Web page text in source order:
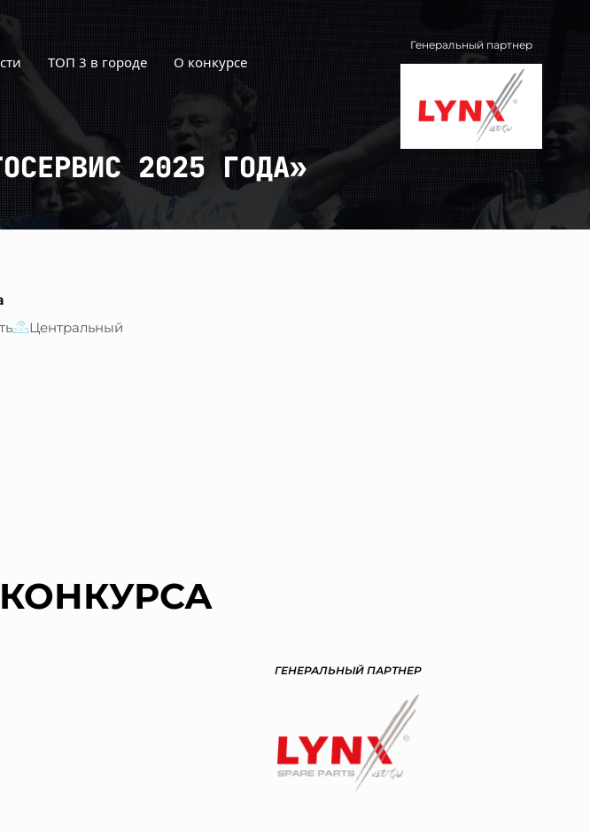
ТОП 3 в городе О конкурсе
Генеральный партнер
2025 ГОДА»
Центральный
КОНКУРСА
ГЕНЕРАЛЬНЫЙ ПАРТНЕР